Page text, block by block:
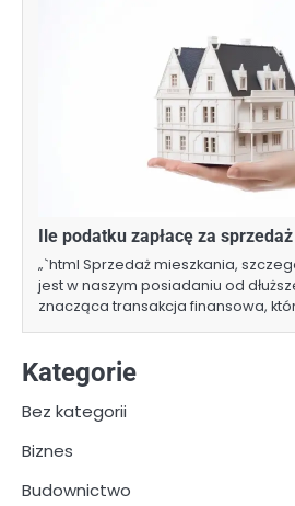
Ile podatku zapłacę za
„`html Sprzedaż mieszkania,
jest w naszym posiadaniu od
znacząca transakcja finansowa,
Kategorie
Bez kategorii
Biznes
Budownictwo